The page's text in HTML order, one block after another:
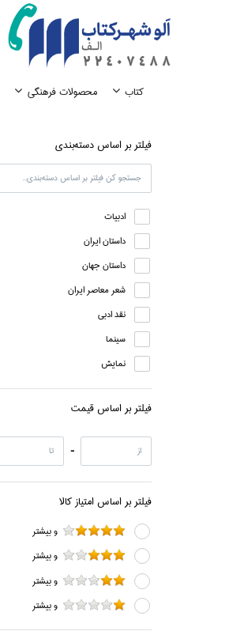
كتاب محصولات فرهنگي
فيلتر بر اساس دسته‌بندي
ادبيات
داستان ايران
داستان جهان
شعر معاصر ايران
نقد ادبي
سينما
نمايش
هنر
فيلتر بر اساس قيمت
-
فيلتر بر اساس امتياز كالا
و بيشتر
و بيشتر
و بيشتر
و بيشتر